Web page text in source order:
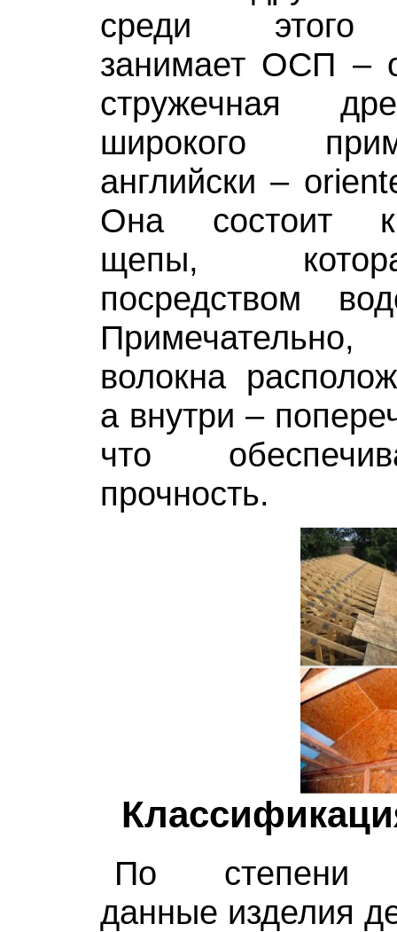
среди этого
занимает ОСП –
стружечная
широкого
английски –
Она состоит
щепы,
посредством
волокна
а внутри –
что
прочность.
По степени
данные изделия